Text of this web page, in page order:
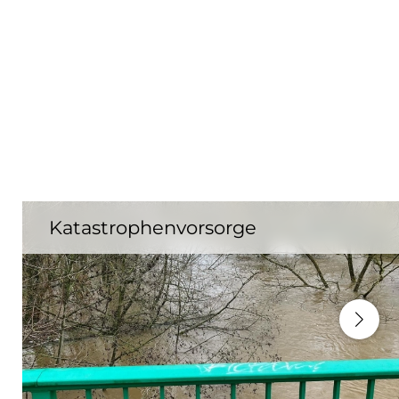
Katastrophenvorsorge